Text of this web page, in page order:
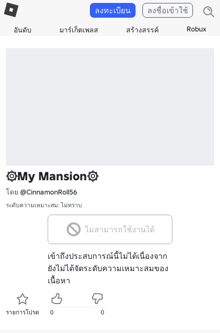
อันดับ มาร์เก็ตเพลส สร้างสรรค์ Robux
ลงทะเบียน ลงชื่อเข้าใช้
۞My Mansion۞
โดย @CinnamonRoll56
ระดับความเหมาะสม: ไม่ทราบ
ไม่สามารถใช้งานได้
เข้าถึงประสบการณ์นี้ไม่ได้เนื่องจาก
ยังไม่ได้จัดระดับความเหมาะสมของ
เนื้อหา
รายการโปรด 0 0